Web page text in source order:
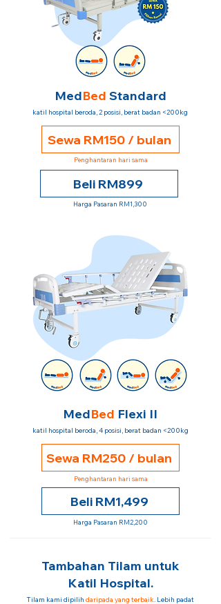
MedBed Standard
katil hospital beroda, 2 posisi, berat badan <200kg
Sewa RM150 / bulan
Penghantaran hari sama
Beli RM899
Harga Pasaran RM1,300
MedBed Flexi II
katil hospital beroda, 4 posisi, berat badan <200kg
Sewa RM250 / bulan
Penghantaran hari sama
Beli RM1,499
Harga Pasaran RM2,200
Tambahan Tilam untuk
Katil Hospital.
Tilam kami dipilih daripada yang terbaik. Lebih padat